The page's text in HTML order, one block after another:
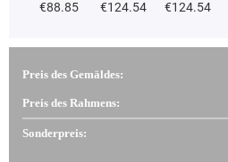
€88.85 €124.54 €124.54
Preis des Gemäldes:
Preis des Rahmens:
Sonderpreis: